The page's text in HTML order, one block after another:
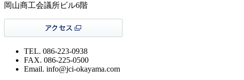
岡山商工会議所ビル6階
TEL. 086-223-0938
FAX. 086-225-0500
Email. info@jci-okayama.com